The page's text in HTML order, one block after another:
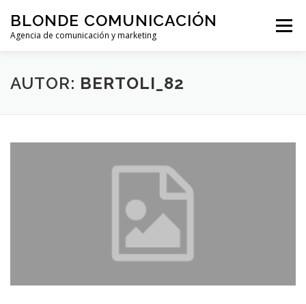
BLONDE COMUNICACIÓN
Agencia de comunicación y marketing
Menú
INICIO SERVICIOS EVENTOS
AUTOR: BERTOLI_82